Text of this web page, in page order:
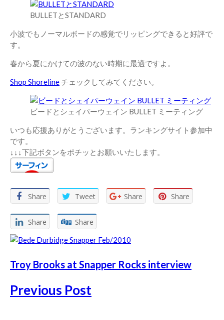
BULLETとSTANDARD
小波でもノーマルボードの感覚でリッピングできると好評で
す。
春から夏にかけての波のない時期に最適ですよ。
Shop Shorelineチェックしてみてください。
ビードとシェイパーウェイン BULLET ミーティング
いつも応援ありがとうございます。ランキングサイト参加中
です。
↓↓↓下記ボタンをポチッとお願いいたします。
Share Tweet Share Share
Share Share
Troy Brooks at Snapper Rocks interview
Previous Post